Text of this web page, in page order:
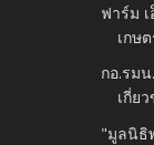
ฟาร์ม
เกษ
กอ.รม
เกี่ยว
"มูลนิธิ